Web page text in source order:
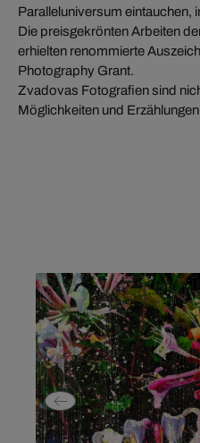
Paralleluniversum eintauchen,
Die preisgekrönten Arbeiten
erhielten renommierte
Photography Grant.
Zvadovas Fotografien sind
Möglichkeiten und